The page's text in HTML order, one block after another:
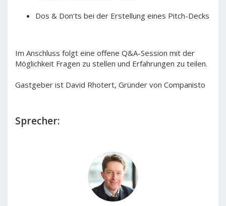
Dos & Don’ts bei der Erstellung eines Pitch-Decks
Im Anschluss folgt eine offene Q&A-Session mit der
Möglichkeit Fragen zu stellen und Erfahrungen zu teilen.
Gastgeber ist David Rhotert, Gründer von Companisto
Sprecher: